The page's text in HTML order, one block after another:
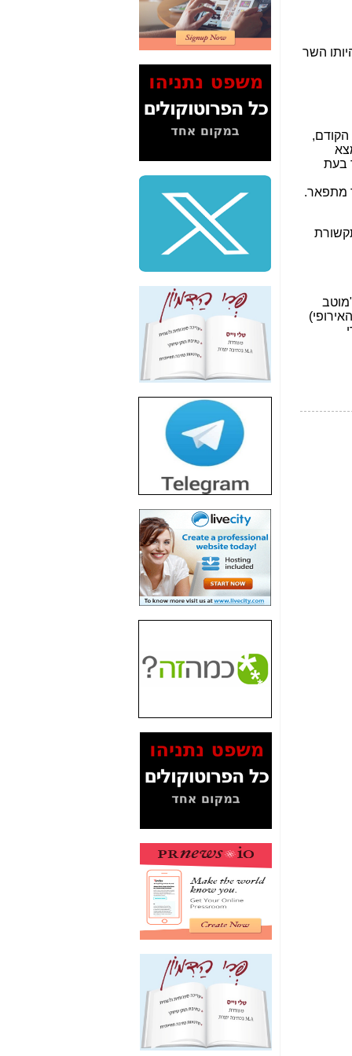
2" על תעלולי השר
משה כחלון -כאן
הסלולר" ואיך מסרסים
את הנתונים לציבור -
כאן
סיכום ביקור בסיליקון
שלמה פילבר (עד
לאחרונה מנכ"ל משרד
התקשורת) - עד
מדינה? הצחקתם
"יש אפליה בחקירה"?
חשיפה: למה השר
משה כחלון לא נחקר
עד היום? -
כאן
הדומה לזו של "תיק
4000" אך בתחום
הסלולר -
חשיפת מה שלא
רוצים שתדעו בעניין
פריסת אנלימיטד
(בניחוח בלתי נסבל) -
כאן
חשיפה: איוב קרא
אישר לקבוצת סלקום
בדיוק מה שביבי אישר
כאן
האם השר איוב קרא
היה צריך בכלל לחתום
על האישור, שנתן
האם ביבי וקרא קבלו
בכלל תמורה עבור
המסמכים בנושא בזק-
Yes (תיק 4000)
לאיש הלא נכון! -כאן
עובדות ומסמכים
האם ביבי כשר
תקשורת עזר לקב'
בזק? -כאן
מה מקור ה-Fake
News שהביא לתפירת
תיק לביבי והעלמת
החשודים הנכונים -כאן
אחת הרגליים של "תיק
4000 התפור"
התמוטטה היום
בניצחון (כפול) של בזק
כאן
איך כתבות מפנקות